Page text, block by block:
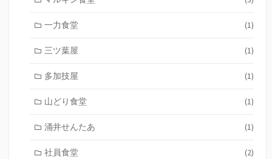
一力食堂 (1)
三ツ葉屋 (1)
多加技屋 (1)
山どり食堂 (1)
涌井せんたあ (1)
社員食堂 (2)